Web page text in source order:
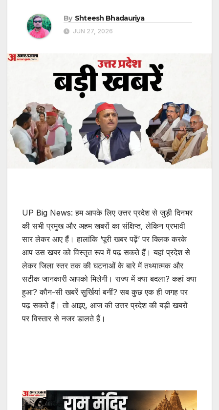
By Shteesh Bhadauriya
JUN 27, 2026
UP Big News: हम आपके लिए उत्तर प्रदेश से जुड़ी दिनभर
की सभी प्रमुख और अहम खबरों का संक्षिप्त, लेकिन प्रभावी
सार लेकर आए हैं। हालांकि ‘पूरी खबर पढ़ें’ पर क्लिक करके
आप उस खबर को विस्तृत रूप में पढ़ सकते हैं। यहां प्रदेश से
लेकर जिला स्तर तक की घटनाओं के बारे में तथ्यात्मक और
सटीक जानकारी आपको मिलेगी। राज्य में क्या बदला? कहां क्या
हुआ? कौन-सी खबरें सुर्खियां बनीं? सब कुछ एक ही जगह पर
पढ़ सकते हैं। तो आइए, आज की उत्तर प्रदेश की बड़ी खबरों
पर विस्तार से नजर डालते हैं।